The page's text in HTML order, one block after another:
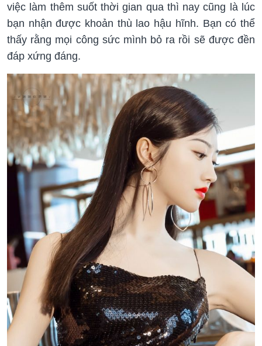
việc làm thêm suốt thời gian qua thì nay cũng là lúc
bạn nhận được khoản thù lao hậu hĩnh. Bạn có thể
thấy rằng mọi công sức mình bỏ ra rồi sẽ được đền
đáp xứng đáng.